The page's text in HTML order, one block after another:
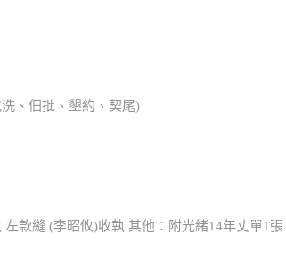
、佃批、墾約、契尾)
款縫 (李昭攸)收執 其他：附光緒14年丈單1張